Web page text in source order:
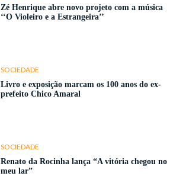
Zé Henrique abre novo projeto com a música
‘‘O Violeiro e a Estrangeira’’
SOCIEDADE
Livro e exposição marcam os 100 anos do ex-
prefeito Chico Amaral
SOCIEDADE
Renato da Rocinha lança “A vitória chegou no
meu lar”